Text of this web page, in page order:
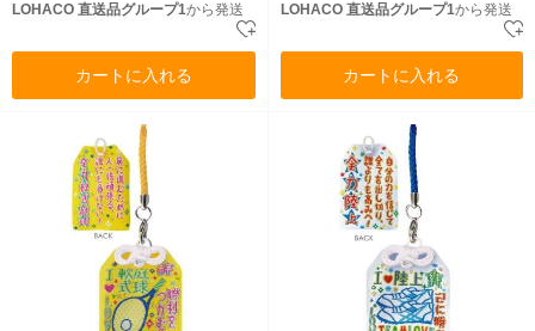
LOHACO 直送品グループ1から発送
カートに入れる
LOHACO 直送品グループ1から発送
カートに入れる